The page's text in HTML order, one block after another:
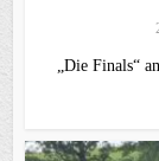
„Die Finals“